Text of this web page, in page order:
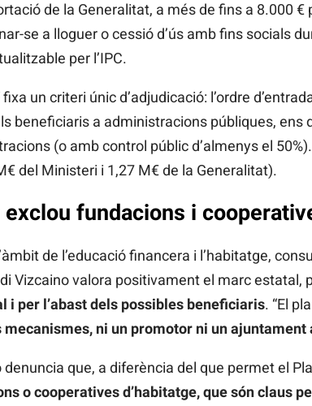
de la Generalitat, a més de fins a 8.000
se a lloguer o cessió d’ús amb fins socials
per l’IPC.
fixa un criteri únic d’adjudicació: l’ordre
beneficiaris a administracions públiques,
(o amb control públic d’almenys el
del Ministeri i 1,27 M€ de la Generalitat).
exclou fundacions i
de l’educació financera i l’habitatge,
Vizcaino valora positivament el marc estatal,
i per l’abast dels possibles beneficiaris. “El
mecanismes, ni un promotor ni un ajuntament
denuncia que, a diferència del que permet el
o cooperatives d’habitatge, que són claus